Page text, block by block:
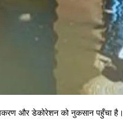
और डेकोरेशन को नुकसान पहुँचा है।